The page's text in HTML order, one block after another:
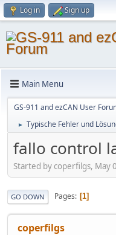
Log in Sign up
Main Menu
GS-911 and ezCAN User
► Typische Fehler und
fallo control
Started by coperfilgs, May
GO DOWN Pages 1
coperfilgs